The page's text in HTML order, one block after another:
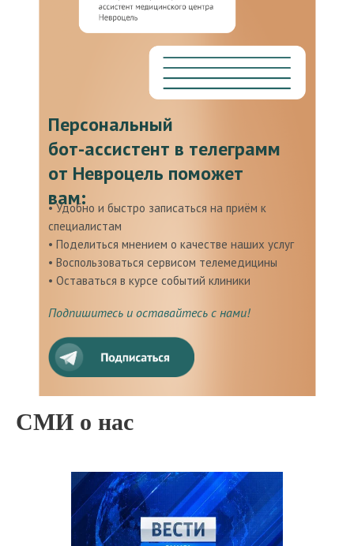
к кардиологу. Рекомендую! Желаю успехов!
Неравнодушное отношение, внимательность,
Нет.
Персональный
бот-ассистент в телеграмм
от Невроцель поможет
вам:
•‎ Удобно и быстро записаться на приём к
специалистам
•‎ Поделиться мнением о качестве наших услуг
•‎ Воспользоваться сервисом телемедицины
•‎ Оставаться в курсе событий клиники
Подпишитесь и оставайтесь с нами!
СМИ о нас